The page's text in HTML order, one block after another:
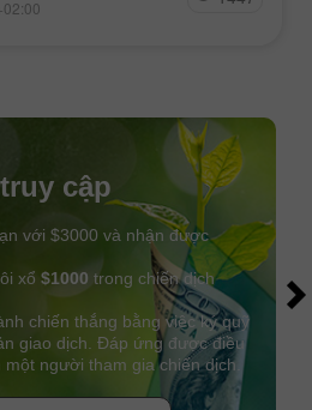
THI
cập
với $3000 và nhận được
xổ $1000 trong chiến dịch
chiến thắng bằng việc ký quỹ
giao dịch. Đáp ứng được điều
người tham gia chiến dịch.